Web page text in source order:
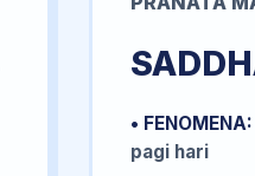
• FENOMENA:
pagi hari